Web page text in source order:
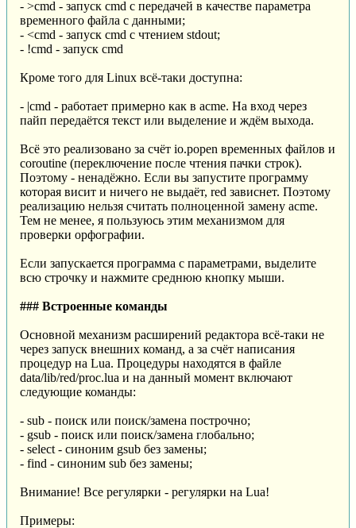
- >cmd - запуск cmd с передачей в качестве параметра
временного файла с данными;
- <cmd - запуск cmd с чтением stdout;
- !cmd - запуск cmd
Кроме того для Linux всё-таки доступна:
- |cmd - работает примерно как в acme. На вход через
пайп передаётся текст или выделение и ждём выхода.
Всё это реализовано за счёт io.popen временных файлов и
coroutine (переключение после чтения пачки строк).
Поэтому - ненадёжно. Если вы запустите программу
которая висит и ничего не выдаёт, red зависнет. Поэтому
реализацию нельзя считать полноценной замену acme.
Тем не менее, я пользуюсь этим механизмом для
проверки орфографии.
Если запускается программа с параметрами, выделите
всю строчку и нажмите среднюю кнопку мыши.
### Встроенные команды
Основной механизм расширений редактора всё-таки не
через запуск внешних команд, а за счёт написания
процедур на Lua. Процедуры находятся в файле
data/lib/red/proc.lua и на данный момент включают
следующие команды:
- sub - поиск или поиск/замена построчно;
- gsub - поиск или поиск/замена глобально;
- select - синоним gsub без замены;
- find - синоним sub без замены;
Внимание! Все регулярки - регулярки на Lua!
Примеры: